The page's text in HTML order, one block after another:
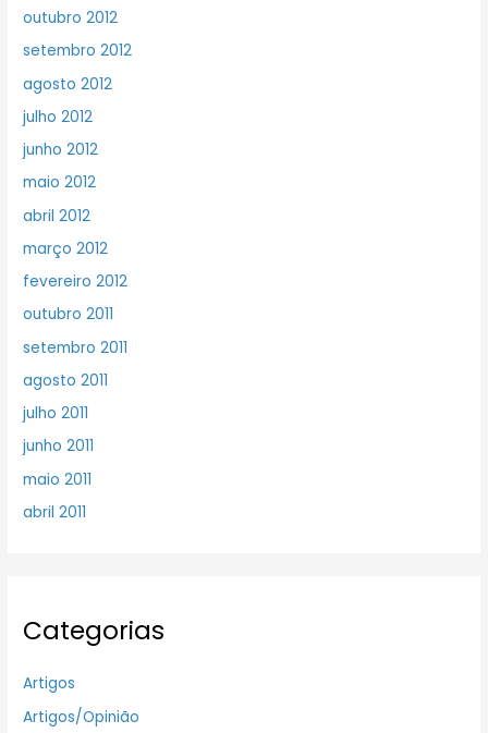
outubro 2012
setembro 2012
agosto 2012
julho 2012
junho 2012
maio 2012
abril 2012
março 2012
fevereiro 2012
outubro 2011
setembro 2011
agosto 2011
julho 2011
junho 2011
maio 2011
abril 2011
Categorias
Artigos
Artigos/Opinião